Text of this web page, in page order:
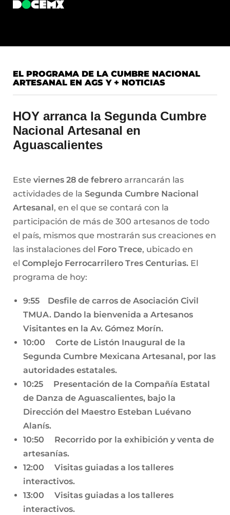
EL PROGRAMA DE LA CUMBRE NACIONAL
ARTESANAL EN AGS Y + NOTICIAS
HOY arranca la Segunda Cumbre
Nacional Artesanal en
Aguascalientes
Este viernes 28 de febrero arrancarán las
actividades de la Segunda Cumbre Nacional
Artesanal , en el que se contará con la
participación de más de 300 artesanos de todo
el país, mismos que mostrarán sus creaciones en
las instalaciones del Foro Trece, ubicado en
el Complejo Ferrocarrilero Tres Centurias. El
programa de hoy:
9:55 Desfile de carros de Asociación Civil
TMUA. Dando la bienvenida a Artesanos
Visitantes en la Av. Gómez Morín.
10:00 Corte de Listón Inaugural de la
Segunda Cumbre Mexicana Artesanal, por las
autoridades estatales.
10:25 Presentación de la Compañía Estatal
de Danza de Aguascalientes, bajo la
Dirección del Maestro Esteban Luévano
Alanís.
10:50 Recorrido por la exhibición y venta de
artesanías.
12:00 Visitas guiadas a los talleres
interactivos.
13:00 Visitas guiadas a los talleres
interactivos.